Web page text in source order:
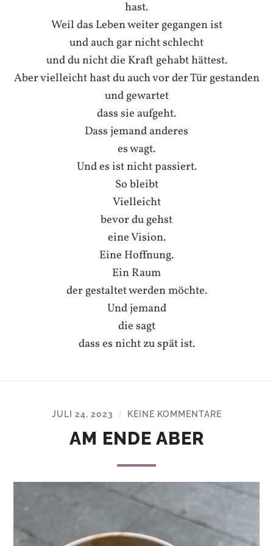
hast.
Weil das Leben weiter gegangen ist
und auch gar nicht schlecht
und du nicht die Kraft gehabt hättest.
Aber vielleicht hast du auch vor der Tür gestanden
und gewartet
dass sie aufgeht.
Dass jemand anderes
es wagt.
Und es ist nicht passiert.
So bleibt
Vielleicht
bevor du gehst
eine Vision.
Eine Hoffnung.
Ein Raum
der gestaltet werden möchte.
Und jemand
die sagt
dass es nicht zu spät ist.
JULI 24, 2023 / KEINE KOMMENTARE
AM ENDE ABER